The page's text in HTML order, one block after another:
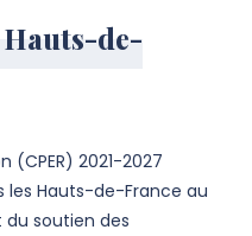
de-
(CPER) 2021-2027
Hauts-de-France au
soutien des